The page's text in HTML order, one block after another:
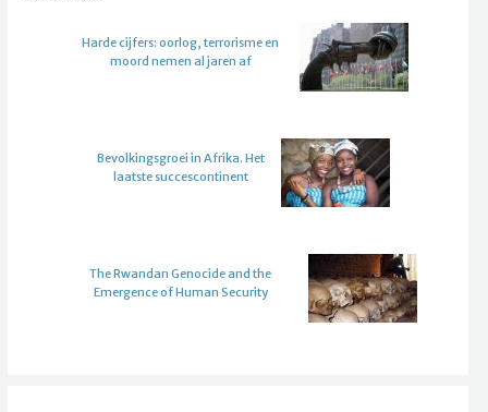
Harde cijfers: oorlog, terrorisme en
moord nemen al jaren af
Bevolkingsgroei in Afrika. Het
laatste succescontinent
The Rwandan Genocide and the
Emergence of Human Security